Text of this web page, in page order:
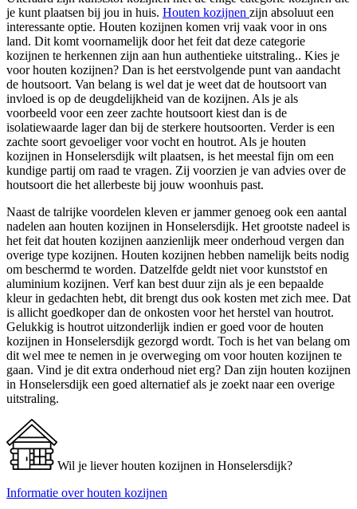
je kunt plaatsen bij jou in huis. Houten kozijnen zijn absoluut een
interessante optie. Houten kozijnen komen vrij vaak voor in ons
land. Dit komt voornamelijk door het feit dat deze categorie
kozijnen te herkennen zijn aan hun authentieke uitstraling.. Kies je
voor houten kozijnen? Dan is het eerstvolgende punt van aandacht
de houtsoort. Van belang is wel dat je weet dat de houtsoort van
invloed is op de deugdelijkheid van de kozijnen. Als je als
voorbeeld voor een zeer zachte houtsoort kiest dan is de
isolatiewaarde lager dan bij de sterkere houtsoorten. Verder is een
zachte soort gevoeliger voor vocht en houtrot. Als je houten
kozijnen in Honselersdijk wilt plaatsen, is het meestal fijn om een
kundige partij om raad te vragen. Zij voorzien je van advies over de
houtsoort die het allerbeste bij jouw woonhuis past.
Naast de talrijke voordelen kleven er jammer genoeg ook een aantal
nadelen aan houten kozijnen in Honselersdijk. Het grootste nadeel is
het feit dat houten kozijnen aanzienlijk meer onderhoud vergen dan
overige type kozijnen. Houten kozijnen hebben namelijk beits nodig
om beschermd te worden. Datzelfde geldt niet voor kunststof en
aluminium kozijnen. Verf kan best duur zijn als je een bepaalde
kleur in gedachten hebt, dit brengt dus ook kosten met zich mee. Dat
is allicht goedkoper dan de onkosten voor het herstel van houtrot.
Gelukkig is houtrot uitzonderlijk indien er goed voor de houten
kozijnen in Honselersdijk gezorgd wordt. Toch is het van belang om
dit wel mee te nemen in je overweging om voor houten kozijnen te
gaan. Vind je dit extra onderhoud niet erg? Dan zijn houten kozijnen
in Honselersdijk een goed alternatief als je zoekt naar een overige
uitstraling.
Wil je liever houten kozijnen in Honselersdijk?
Informatie over houten kozijnen